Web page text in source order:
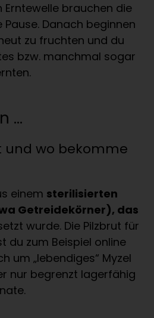
Erntewelle brauchen die
Pause. Danach beginnen
zu fruchten und du
bzw. manchmal sogar
…
und wo bekomme
einem sterilisierten
Getreidekörner), das
wurde. Die Pilzbrut für
du zum Beispiel online
um „lebendiges“ Myzel
nur begrenzt lagerfähig